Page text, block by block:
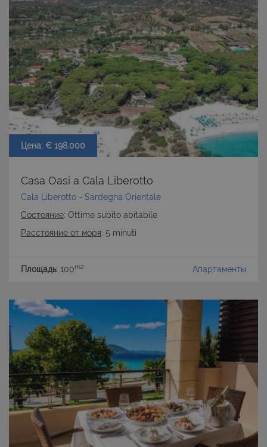
Цена: € 198.000
Casa Oasi a Cala Liberotto
Cala Liberotto - Sardegna Orientale
Состояние: Ottime subito abitabile
Расстояние от моря: 5 minuti
Площадь: 100m2 Апартаменты